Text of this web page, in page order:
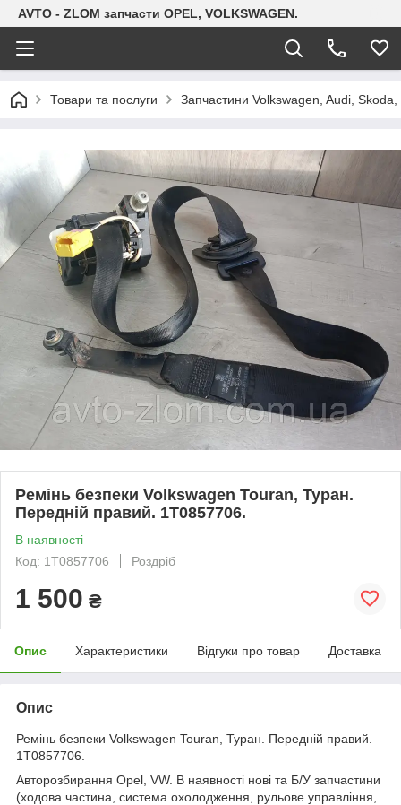
AVTO - ZLOM запчасти OPEL, VOLKSWAGEN.
Товари та послуги Запчастини Volkswagen, Audi, Skoda,
Ремінь безпеки Volkswagen Touran, Туран.
Передній правий. 1T0857706.
В наявності
Код: 1T0857706
Роздріб
1 500 ₴
Опис Характеристики Відгуки про товар Доставка
Опис
Ремінь безпеки Volkswagen Touran, Туран. Передній правий.
1T0857706.
Авторозбирання Opel, VW. В наявності нові та Б/У запчастини
(ходова частина, система охолодження, рульове управління,